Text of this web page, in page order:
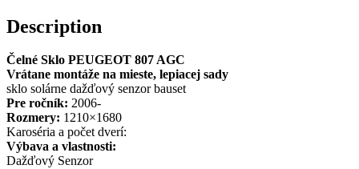
Description
Čelné Sklo PEUGEOT 807 AGC
Vrátane montáže na mieste, lepiacej sady
sklo solárne dažďový senzor bauset
Pre ročník: 2006-
Rozmery: 1210×1680
Karoséria a počet dverí:
Výbava a vlastnosti:
Dažďový Senzor